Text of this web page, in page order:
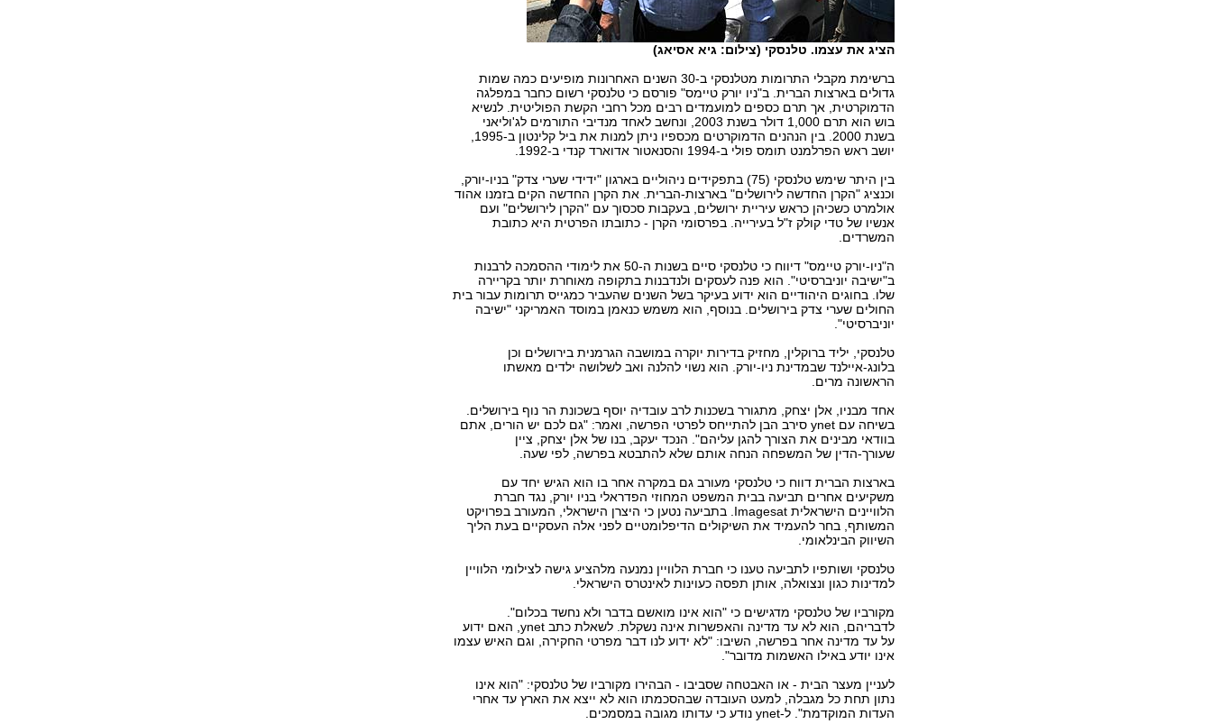
הציג את עצמו. טלנסקי (צילום: גיא אסיאג)
ברשימת מקבלי התרומות מטלנסקי ב-30 השנים האחרונות מופיעים כמה שמות
גדולים בארצות הברית. ב"ניו יורק טיימס" פורסם כי טלנסקי רשום כחבר במפלגה
הדמוקרטית, אך תרם כספים למועמדים רבים מכל רחבי הקשת הפוליטית. לנשיא
בוש הוא תרם 1,000 דולר בשנת 2003, ונחשב לאחד מנדיבי התורמים לג'וליאני
יושב ראש הפרלמנט תומס פולי ב-1994 והסנאטור אדוארד קנדי ב-1992.
בין היתר שימש טלנסקי (75) בתפקידים ניהוליים בארגון "ידידי שערי צדק" בניו-יורק,
וכנציג "הקרן החדשה לירושלים" בארצות-הברית. את הקרן החדשה הקים בזמנו אהוד
אולמרט כשכיהן כראש עיריית ירושלים, בעקבות סכסוך עם "הקרן לירושלים" ועם
אנשיו של טדי קולק ז"ל בעירייה. בפרסומי הקרן - כתובתו הפרטית היא כתובת
המשרדים.
ה"ניו-יורק טיימס" דיווח כי טלנסקי סיים בשנות ה-50 את לימודי ההסמכה לרבנות
ב"ישיבה יוניברסיטי". הוא פנה לעסקים ולנדבנות בתקופה מאוחרת יותר בקריירה
שלו. בחוגים היהודיים הוא ידוע בעיקר בשל השנים שהעביר כמגייס תרומות עבור בית
החולים שערי צדק בירושלים. בנוסף, הוא משמש כנאמן במוסד האמריקני "ישיבה
יוניברסיטי".
טלנסקי, יליד ברוקלין, מחזיק בדירות יוקרה במושבה הגרמנית בירושלים וכן
בלונג-איילנד שבמדינת ניו-יורק. הוא נשוי להלנה ואב לשלושה ילדים מאשתו
הראשונה מרים.
אחד מבניו, אלן יצחק, מתגורר בשכנות לרב עובדיה יוסף בשכונת הר נוף בירושלים.
בשיחה עם ynet סירב הבן להתייחס לפרטי הפרשה, ואמר: "גם לכם יש הורים, אתם
בוודאי מבינים את הצורך להגן עליהם". הנכד יעקב, בנו של אלן יצחק, ציין
שעורך-הדין של המשפחה הנחה אותם שלא להתבטא בפרשה, לפי שעה.
בארצות הברית דווח כי טלנסקי מעורב גם במקרה אחר בו הוא הגיש יחד עם
משקיעים אחרים תביעה בבית המשפט המחוזי הפדראלי בניו יורק, נגד חברת
הלוויינים הישראלית Imagesat. בתביעה נטען כי היצרן הישראלי, המעורב בפרויקט
המשותף, בחר להעמיד את השיקולים הדיפלומטיים לפני אלה העסקיים בעת הליך
השיווק הבינלאומי.
טלנסקי ושותפיו לתביעה טענו כי חברת הלוויין נמנעה מלהציע גישה לצילומי הלוויין
למדינות כגון ונצואלה, אותן תפסה כעוינות לאינטרס הישראלי.
מקורביו של טלנסקי מדגישים כי "הוא אינו מואשם בדבר ולא נחשד בכלום".
לדבריהם, הוא לא עד מדינה והאפשרות אינה נשקלת. לשאלת כתב ynet, האם ידוע
על עד מדינה אחר בפרשה, השיבו: "לא ידוע לנו דבר מפרטי החקירה, וגם האיש עצמו
אינו יודע באילו האשמות מדובר".
לעניין מעצר הבית - או האבטחה שסביבו - הבהירו מקורביו של טלנסקי: "הוא אינו
נתון תחת כל מגבלה, למעט העובדה שבהסכמתו הוא לא ייצא את הארץ עד אחרי
העדות המוקדמת". ל-ynet נודע כי עדותו מגובה במסמכים.